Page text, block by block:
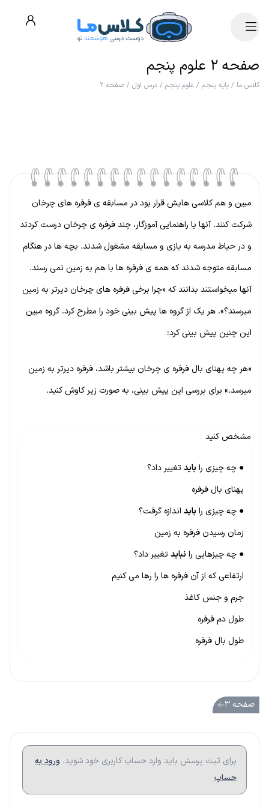
صفحه ۲ علوم پنجم
کلاس ما / پایه پنجم / علوم پنجم / درس اول / صفحه ۲
مبین و هم کلاسی هایش قرار بود در مسابقه ی فرفره های چرخان
شرکت کنند. آنها با راهنمایی آموزگار، چند فرفره ی چرخان درست کردند
و در حیاط مدرسه به بازی و مسابقه مشغول شدند. بچه ها در هنگام
مسابقه متوجه شدند که همه ی فرفره ها با هم به زمین نمی رسند.
آنها میخواستند بدانند که «چرا برخی فرفره های چرخان دیرتر به زمین
میرسند؟». هر یک از گروه ها پیش بینی خود را مطرح کرد. گروه مبین
این چنین پیش بینی کرد:
«هر چه پهنای بال فرفره ی چرخان بیشتر باشد، فرفره دیرتر به زمین
میرسد.» برای بررسی این پیش بینی، به صورت زیر کاوش کنید.
مشخص کنید
● چه چیزی را بایدتغییر داد؟
پهنای بال فرفره
● چه چیزی را باید اندازه گرفت؟
زمان رسیدن فرفره به زمین
● چه چیزهایی را نبایدتغییر داد؟
ارتفاعی که از آن فرفره ها را رها می کنیم
جرم و جنس کاغذ
طول دم فرفره
طول بال فرفره
صفحه ۳
برای ثبت پرسش باید وارد حساب کاربری خود شوید. ورود به
حساب